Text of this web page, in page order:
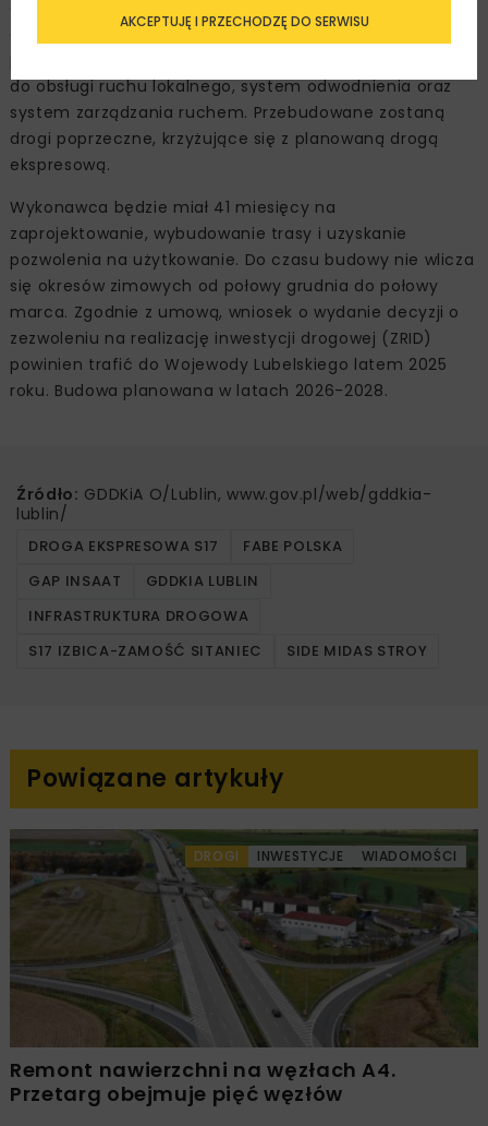
dwa węzły (Stary Zamość, Zamość Sitaniec) i 27
obiektów inżynierskich, takich jak mosty, wiadukty oraz
do obsługi ruchu lokalnego, system odwodnienia oraz
system zarządzania ruchem. Przebudowane zostaną
drogi poprzeczne, krzyżujące się z planowaną drogą
ekspresową.
Wykonawca będzie miał 41 miesięcy na
zaprojektowanie, wybudowanie trasy i uzyskanie
pozwolenia na użytkowanie. Do czasu budowy nie wlicza
się okresów zimowych od połowy grudnia do połowy
marca. Zgodnie z umową, wniosek o wydanie decyzji o
zezwoleniu na realizację inwestycji drogowej (ZRID)
powinien trafić do Wojewody Lubelskiego latem 2025
roku. Budowa planowana w latach 2026-2028.
Źródło: GDDKiA O/Lublin, www.gov.pl/web/gddkia-
lublin/
DROGA EKSPRESOWA S17
FABE POLSKA
GAP INSAAT
GDDKIA LUBLIN
INFRASTRUKTURA DROGOWA
S17 IZBICA-ZAMOŚĆ SITANIEC
SIDE MIDAS STROY
Powiązane artykuły
DROGI INWESTYCJE WIADOMOŚCI
Remont nawierzchni na węzłach A4.
Przetarg obejmuje pięć węzłów
AKCEPTUJĘ I PRZECHODZĘ DO SERWISU